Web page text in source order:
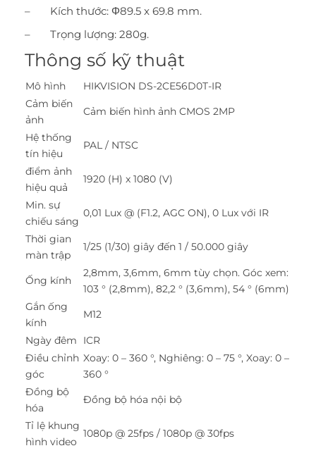
– Kích thước: Φ89.5 x 69.8 mm.
– Trọng lượng: 280g.
Thông số kỹ thuật
Mô hình HIKVISION DS-2CE56D0T-IR
Cảm biến
ảnh
Cảm biến hình ảnh CMOS 2MP
Hệ thống
tín hiệu
PAL / NTSC
điểm ảnh
hiệu quả
1920 (H) x 1080 (V)
Min. sự
chiếu sáng
0,01 Lux @ (F1.2, AGC ON), 0 Lux với IR
Thời gian
màn trập
1/25 (1/30) giây đến 1 / 50.000 giây
Ống kính
2,8mm, 3,6mm, 6mm tùy chọn. Góc xem:
103 ° (2,8mm), 82,2 ° (3,6mm), 54 ° (6mm)
Gắn ống
kính
M12
Ngày đêm
ICR
Điều chỉnh
góc
Xoay: 0 – 360 °, Nghiêng: 0 – 75 °, Xoay: 0 –
360 °
Đồng bộ
hóa
Đồng bộ hóa nội bộ
Tỉ lệ khung
hình video
1080p @ 25fps / 1080p @ 30fps